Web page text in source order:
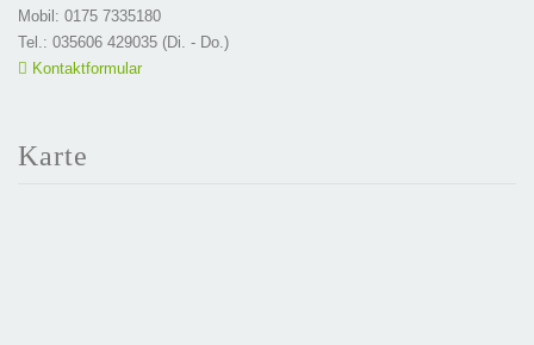
Mobil: 0175 7335180
Tel.: 035606 429035 (Di. - Do.)
Kontaktformular
Karte